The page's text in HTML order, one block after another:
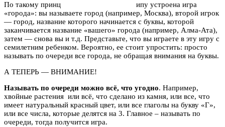
По такому принц
ипу устроена игра
«города»: вы называете город (например, Москва), второй игрок
— город, название которого начинается с буквы, которой
заканчивается название «вашего» города (например, Алма-Ата),
затем — снова вы и т.д. Представьте, что вы играете в эту игру с
семилетним ребенком. Вероятно, ее стоит упростить: просто
называть по очереди все города, не обращая внимания на буквы.
А ТЕПЕРЬ — ВНИМАНИЕ!
Называть по очереди можно всё, что угодно. Например,
хвойные растения или всё, что сделано из камня, или все, что
имеет натуральный красный цвет, или все глаголы на букву «Г»,
или все числа, которые делятся на 3. Главное – называть по
очереди, тогда получится игра.